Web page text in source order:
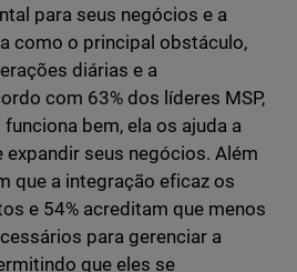
para seus negócios e a
como o principal obstáculo,
diárias e a
com 63% dos líderes MSP,
bem, ela os ajuda a
seus negócios. Além
que a integração eficaz os
e 54% acreditam que menos
para gerenciar a
que eles se